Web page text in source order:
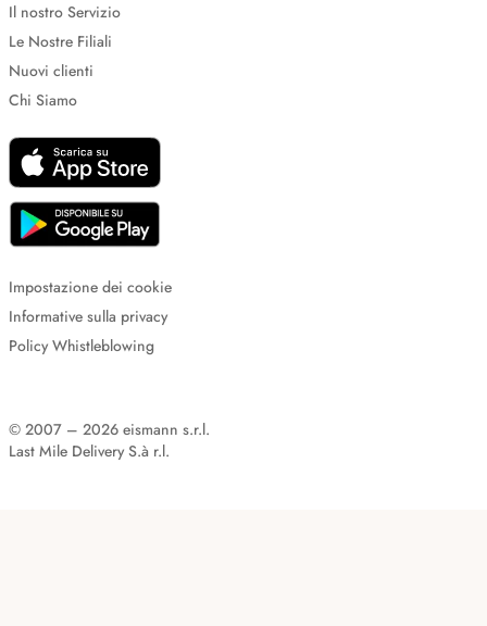
Il nostro Servizio
Le Nostre Filiali
Nuovi clienti
Chi Siamo
Impostazione dei cookie
Informative sulla privacy
Policy Whistleblowing
© 2007 – 2026 eismann s.r.l.
Last Mile Delivery S.à r.l.